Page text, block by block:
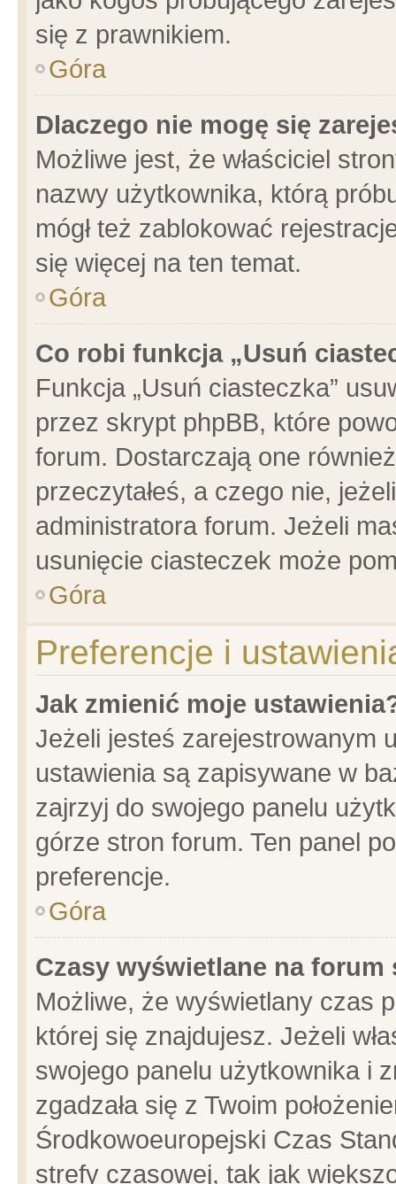
się z prawnikiem.
Góra
Dlaczego nie mogę się
Możliwe jest, że właściciel
nazwy użytkownika, którą
mógł też zablokować
się więcej na ten temat.
Góra
Co robi funkcja „Usuń
Funkcja „Usuń ciasteczka”
przez skrypt phpBB, które
forum. Dostarczają one
przeczytałeś, a czego nie,
administratora forum. Jeżeli
usunięcie ciasteczek może
Góra
Preferencje i
Jak zmienić moje
Jeżeli jesteś zarejestrowanym
ustawienia są zapisywane w
zajrzyj do swojego panelu
górze stron forum. Ten panel
preferencje.
Góra
Czasy wyświetlane na forum
Możliwe, że wyświetlany czas
której się znajdujesz. Jeżeli
swojego panelu użytkownika i
zgadzała się z Twoim
Środkowoeuropejski Czas
strefy czasowej, tak jak